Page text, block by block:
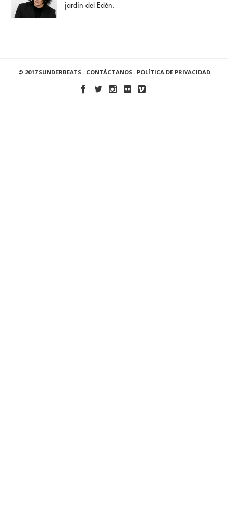
jardín del Edén.
© 2017 SUNDERBEATS . CONTÁCTANOS . POLÍTICA DE PRIVACIDAD